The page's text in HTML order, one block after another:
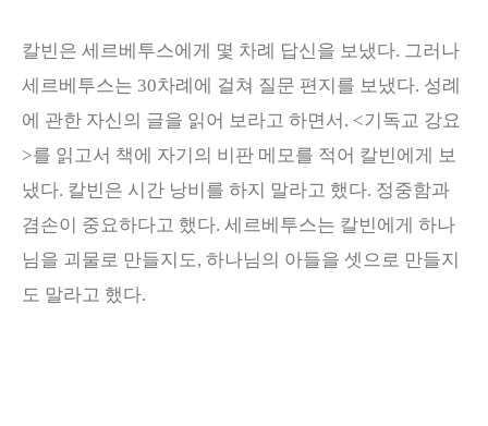
칼빈은 세르베투스에게 몇 차례 답신을 보냈다. 그러나
세르베투스는 30차례에 걸쳐 질문 편지를 보냈다. 성례
에 관한 자신의 글을 읽어 보라고 하면서 . <기독교 강요
>를 읽고서 책에 자기의 비판 메모를 적어 칼빈에게 보
냈다. 칼빈은 시간 낭비를 하지 말라고 했다. 정중함과
겸손이 중요하다고 했다. 세르베투스는 칼빈에게 하나
님을 괴물로 만들지도, 하나님의 아들을 셋으로 만들지
도 말라고 했다.